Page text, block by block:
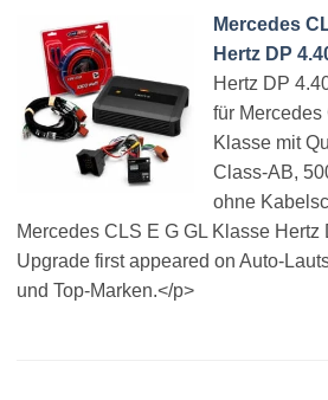
Mercedes
Hertz DP
Hertz DP
für Mercedes
Klasse mit
Class-AB,
ohne
Mercedes CLS E G GL Klasse Hertz
Upgrade first appeared on Auto-
und Top-Marken.</p>